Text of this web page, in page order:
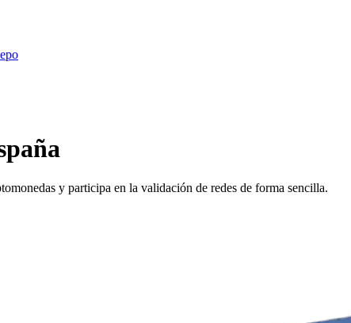
y participa en la validación de redes de forma sencilla.